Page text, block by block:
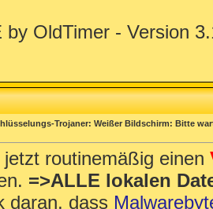
by OldTimer - Version
Trojaner: Weißer Bildschirm: Bitte
jetzt routinemäßig einen
=>ALLE lokalen
daran, dass